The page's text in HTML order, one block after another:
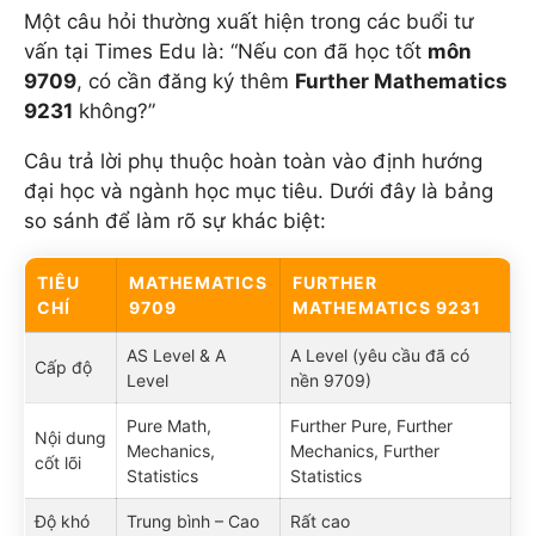
Một câu hỏi thường xuất hiện trong các buổi tư
vấn tại Times Edu là: “Nếu con đã học tốt môn
9709, có cần đăng ký thêm Further Mathematics
9231 không?”
Câu trả lời phụ thuộc hoàn toàn vào định hướng
đại học và ngành học mục tiêu. Dưới đây là bảng
so sánh để làm rõ sự khác biệt:
TIÊU
CHÍ
MATHEMATICS
9709
FURTHER
MATHEMATICS 9231
Cấp độ
AS Level & A
Level
A Level (yêu cầu đã có
nền 9709)
Nội dung
cốt lõi
Pure Math,
Mechanics,
Statistics
Further Pure, Further
Mechanics, Further
Statistics
Độ khó Trung bình – Cao Rất cao